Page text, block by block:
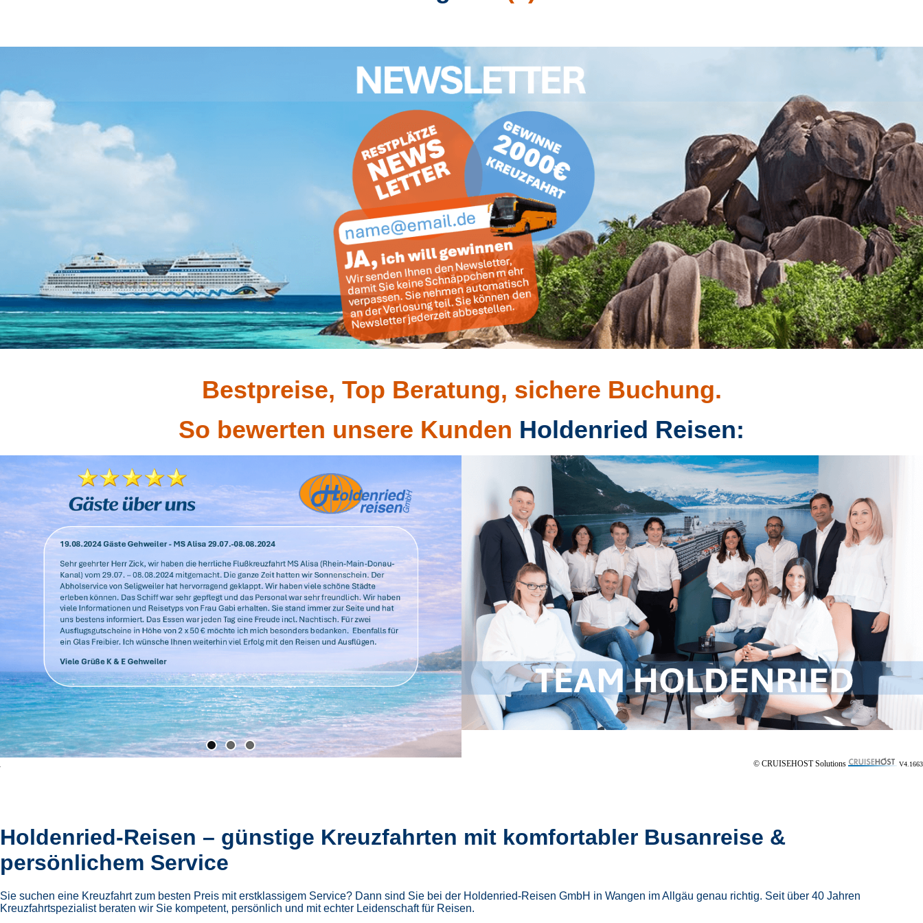
Bestpreise, Top Beratung, sichere Buchung.
So bewerten unsere Kunden Holdenried Reisen:
© CRUISEHOST Solutions V4.1663
Holdenried-Reisen – günstige Kreuzfahrten mit komfortabler Busanreise &
persönlichem Service
Sie suchen eine Kreuzfahrt zum besten Preis mit erstklassigem Service? Dann sind Sie bei der Holdenried-Reisen GmbH in Wangen im Allgäu genau richtig. Seit über 40 Jahren
Kreuzfahrtspezialist beraten wir Sie kompetent, persönlich und mit echter Leidenschaft für Reisen.